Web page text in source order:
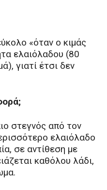
«όταν ο κιμάς
ελαιόλαδου (80
γιατί έτσι δεν
στεγνός από τον
ελαιόλαδο
σε αντίθεση με
καθόλου λάδι,